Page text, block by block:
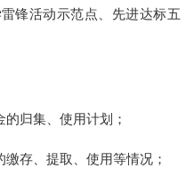
锋活动示范点、先进达标五
归集、使用计划；
存、提取、使用等情况；